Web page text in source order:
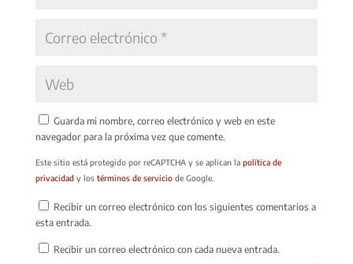
Guarda mi nombre, correo electrónico y web en este
navegador para la próxima vez que comente.
Este sitio está protegido por reCAPTCHA y se aplican la política de
privacidady los términos de serviciode Google.
Recibir un correo electrónico con los siguientes comentarios a
esta entrada.
Recibir un correo electrónico con cada nueva entrada.